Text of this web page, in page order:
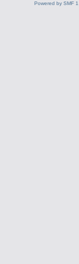
Powered by SMF